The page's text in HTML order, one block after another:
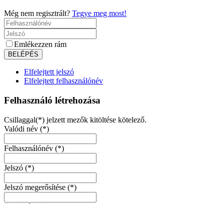
Még nem regisztrált? Tegye meg most!
Emlékezzen rám
Elfelejtett jelszó
Elfelejtett felhasználónév
Felhasználó létrehozása
Csillaggal(*) jelzett mezők kitöltése kötelező.
Valódi név (*)
Felhasználónév (*)
Jelszó (*)
Jelszó megerősítése (*)